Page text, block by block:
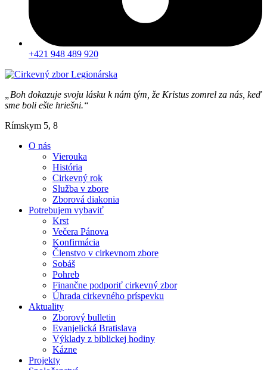
+421 948 489 920
„Boh dokazuje svoju lásku k nám tým, že Kristus zomrel za nás, keď
sme boli ešte hriešni.“
Rímskym 5, 8
O nás
Vierouka
História
Cirkevný rok
Služba v zbore
Zborová diakonia
Potrebujem vybaviť
Krst
Večera Pánova
Konfirmácia
Členstvo v cirkevnom zbore
Sobáš
Pohreb
Finančne podporiť cirkevný zbor
Úhrada cirkevného príspevku
Aktuality
Zborový bulletin
Evanjelická Bratislava
Výklady z biblickej hodiny
Kázne
Projekty